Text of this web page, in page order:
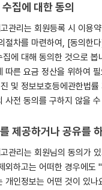
집에 대한 동의
관리는 회원등록 시 이용
절차를 마련하여, [동의한
집에 대해 동의한 것으로 봅
따른 요금 정산을 위하여
및 정보보호등에관한법
사전 동의를 구하지 않을
제공하거나 공유를
관리는 회원님의 동의가
외하고는 어떠한 경우에도
개인정보는 어떤 것이 있나